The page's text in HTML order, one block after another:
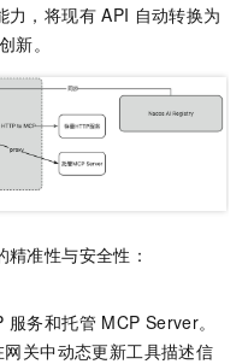
力，将现有 API 自动转换为
新。
准性与安全性：
服务和托管 MCP Server。
关中动态更新工具描述信